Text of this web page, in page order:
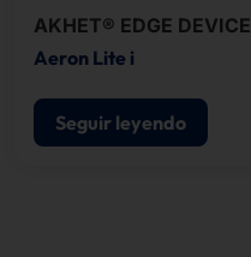
AKHET® EDGE DEVICE
Aeron Lite i
Seguir leyendo